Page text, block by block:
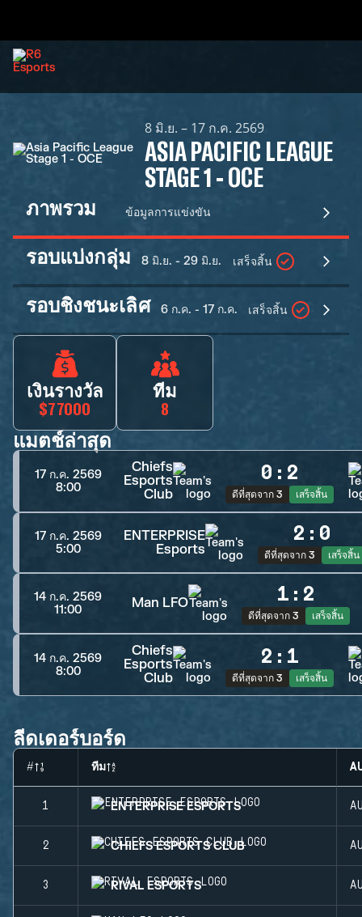
8 มิ.ย. – 17 ก.ค. 2569
ASIA PACIFIC LEAGUE
STAGE 1 - OCE
ภาพรวม ข้อมูลการแข่งขัน
รอบแบ่งกลุ่ม 8 มิ.ย. - 29 มิ.ย. เสร็จสิ้น
รอบชิงชนะเลิศ 6 ก.ค. - 17 ก.ค. เสร็จสิ้น
เงินรางวัล
$77000
ทีม
8
แมตช์ล่าสุด
17 ก.ค. 2569
8:00
Chiefs
Esports
Club
0 : 2
ดีที่สุดจาก 3 เสร็จสิ้น
17 ก.ค. 2569
5:00
ENTERPRISE
Esports
2 : 0
ดีที่สุดจาก 3 เสร็จสิ้น
14 ก.ค. 2569
11:00
Man LFO 1 : 2
ดีที่สุดจาก 3 เสร็จสิ้น
14 ก.ค. 2569
8:00
Chiefs
Esports
Club
2 : 1
ดีที่สุดจาก 3 เสร็จสิ้น
ลีดเดอร์บอร์ด
# ทีม
1 ENTERPRISE ESPORTS
2 CHIEFS ESPORTS CLUB
3 RIVAL ESPORTS